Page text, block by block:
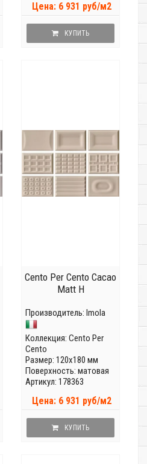
Цена: 6 931 руб/м2
КУПИТЬ
Cento Per Cento Cacao
Matt H
Производитель: Imola
Коллекция: Cento Per
Cento
Размер: 120x180 мм
Поверхность: матовая
Артикул: 178363
Цена: 6 931 руб/м2
КУПИТЬ